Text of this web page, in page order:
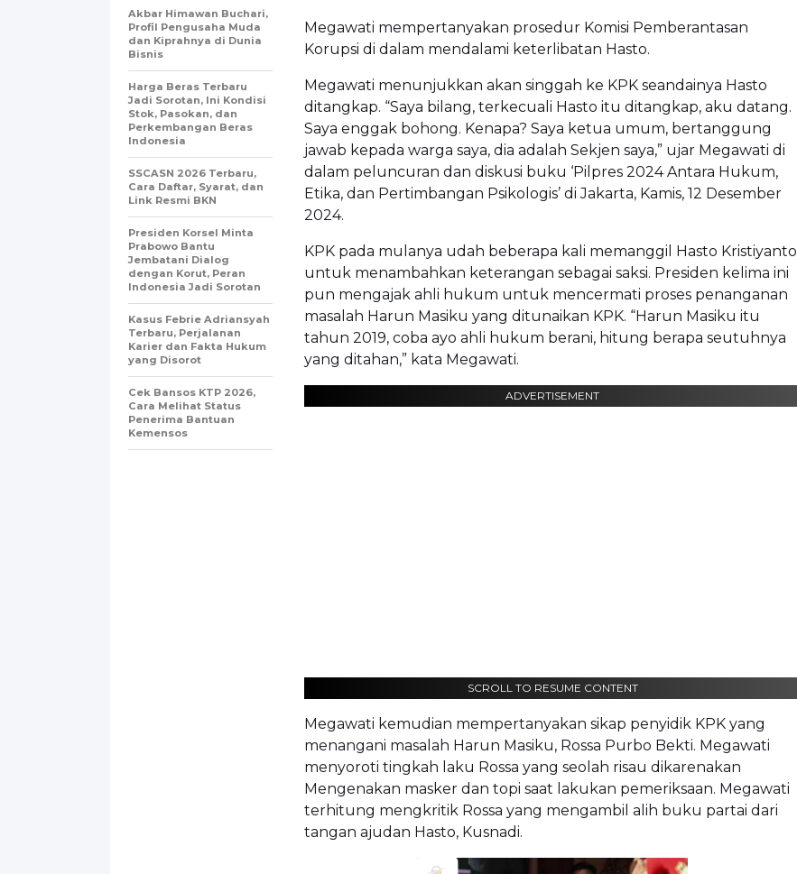
Megawati mempertanyakan prosedur Komisi Pemberantasan
Korupsi di dalam mendalami keterlibatan Hasto.
Megawati menunjukkan akan singgah ke KPK seandainya Hasto
ditangkap. “Saya bilang, terkecuali Hasto itu ditangkap, aku datang.
Saya enggak bohong. Kenapa? Saya ketua umum, bertanggung
jawab kepada warga saya, dia adalah Sekjen saya,” ujar Megawati di
dalam peluncuran dan diskusi buku ‘Pilpres 2024 Antara Hukum,
Etika, dan Pertimbangan Psikologis’ di Jakarta, Kamis, 12 Desember
2024.
KPK pada mulanya udah beberapa kali memanggil Hasto Kristiyanto
untuk menambahkan keterangan sebagai saksi. Presiden kelima ini
pun mengajak ahli hukum untuk mencermati proses penanganan
masalah Harun Masiku yang ditunaikan KPK. “Harun Masiku itu
tahun 2019, coba ayo ahli hukum berani, hitung berapa seutuhnya
yang ditahan,” kata Megawati.
ADVERTISEMENT
SCROLL TO RESUME CONTENT
Megawati kemudian mempertanyakan sikap penyidik KPK yang
menangani masalah Harun Masiku, Rossa Purbo Bekti. Megawati
menyoroti tingkah laku Rossa yang seolah risau dikarenakan
Mengenakan masker dan topi saat lakukan pemeriksaan. Megawati
terhitung mengkritik Rossa yang mengambil alih buku partai dari
tangan ajudan Hasto, Kusnadi.
Akbar Himawan Buchari,
Profil Pengusaha Muda
dan Kiprahnya di Dunia
Bisnis
Harga Beras Terbaru
Jadi Sorotan, Ini Kondisi
Stok, Pasokan, dan
Perkembangan Beras
Indonesia
SSCASN 2026 Terbaru,
Cara Daftar, Syarat, dan
Link Resmi BKN
Presiden Korsel Minta
Prabowo Bantu
Jembatani Dialog
dengan Korut, Peran
Indonesia Jadi Sorotan
Kasus Febrie Adriansyah
Terbaru, Perjalanan
Karier dan Fakta Hukum
yang Disorot
Cek Bansos KTP 2026,
Cara Melihat Status
Penerima Bantuan
Kemensos